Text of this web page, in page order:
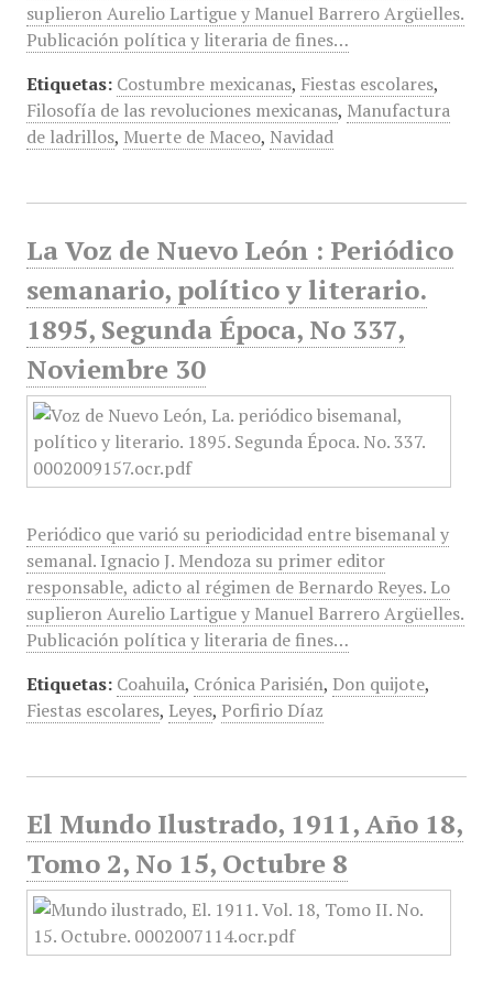
suplieron Aurelio Lartigue y Manuel Barrero Argüelles.
Publicación política y literaria de fines…
Etiquetas: Costumbre mexicanas, Fiestas escolares,
Filosofía de las revoluciones mexicanas, Manufactura
de ladrillos, Muerte de Maceo, Navidad
La Voz de Nuevo León : Periódico
semanario, político y literario.
1895, Segunda Época, No 337,
Noviembre 30
Periódico que varió su periodicidad entre bisemanal y
semanal. Ignacio J. Mendoza su primer editor
responsable, adicto al régimen de Bernardo Reyes. Lo
suplieron Aurelio Lartigue y Manuel Barrero Argüelles.
Publicación política y literaria de fines…
Etiquetas: Coahuila, Crónica Parisién, Don quijote,
Fiestas escolares, Leyes, Porfirio Díaz
El Mundo Ilustrado, 1911, Año 18,
Tomo 2, No 15, Octubre 8